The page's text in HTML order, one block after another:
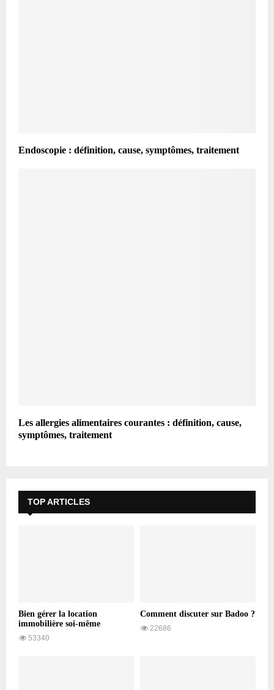
Endoscopie : définition, cause, symptômes, traitement
Les allergies alimentaires courantes : définition, cause,
symptômes, traitement
TOP ARTICLES
Bien gérer la location
immobilière soi-même
53340
Comment discuter sur Badoo ?
22686